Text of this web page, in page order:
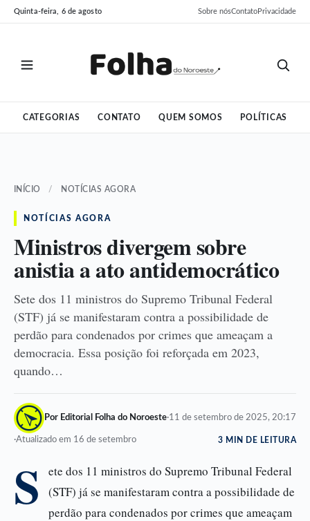
Pular
para
Pular
para
Quinta-feira, 6 de agosto Sobre nósContatoPrivacidade
CATEGORIAS CONTATO QUEM SOMOS POLÍTICAS
INÍCIO / NOTÍCIAS AGORA
NOTÍCIAS AGORA
Ministros divergem sobre
anistia a ato antidemocrático
Sete dos 11 ministros do Supremo Tribunal Federal
(STF) já se manifestaram contra a possibilidade de
perdão para condenados por crimes que ameaçam a
democracia. Essa posição foi reforçada em 2023,
quando…
Por Editorial Folha do Noroeste·11 de setembro de 2025, 20:17
·Atualizado em 16 de setembro 3 MIN DE LEITURA
S
ete dos 11 ministros do Supremo Tribunal Federal
(STF) já se manifestaram contra a possibilidade de
perdão para condenados por crimes que ameaçam